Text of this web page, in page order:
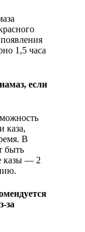
1,5 часа
если
каза,
В
быть
казы — 2
за